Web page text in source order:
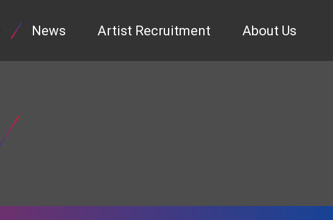
News Artist Recruitment About Us